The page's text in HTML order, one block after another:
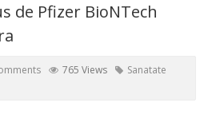
de Pfizer BioNTech
765 Views
Sanatate